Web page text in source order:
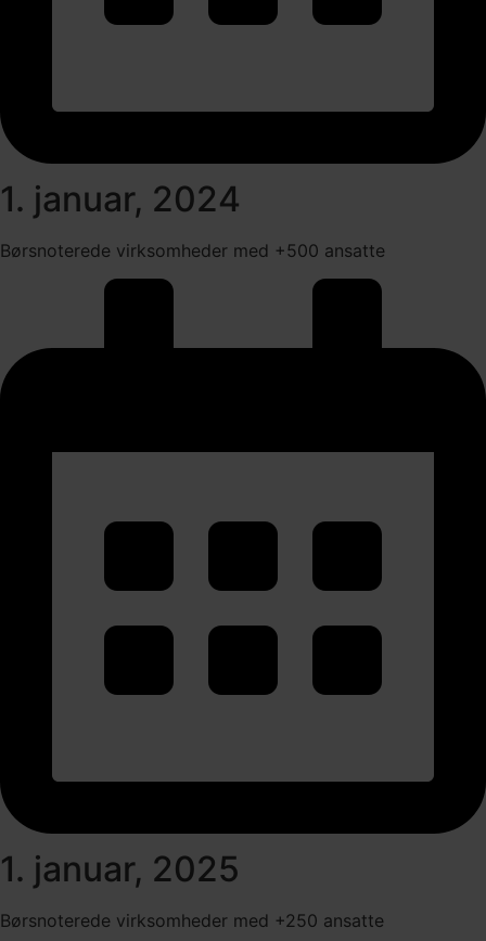
1. januar, 2024
Børsnoterede virksomheder med +500 ansatte
1. januar, 2025
Børsnoterede virksomheder med +250 ansatte